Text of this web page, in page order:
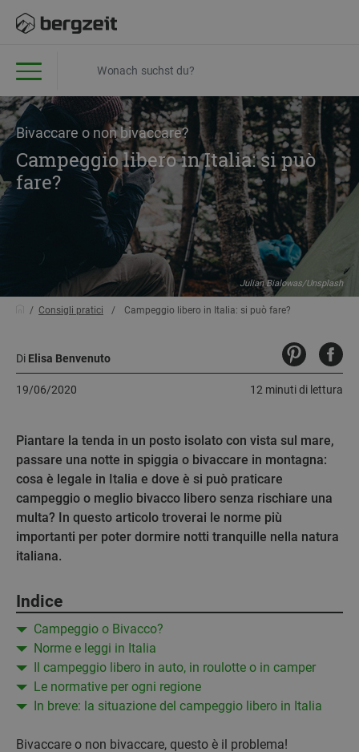
Bivaccare o non bivaccare?
Campeggio libero in Italia: si può
fare?
Julian Bialowas/Unsplash
Consigli pratici Campeggio libero in Italia: si può fare?
Di Elisa Benvenuto
12 minuti di lettura
19/06/2020
Piantare la tenda in un posto isolato con vista sul mare,
passare una notte in spiggia o bivaccare in montagna:
cosa è legale in Italia e dove è si può praticare
campeggio o meglio bivacco libero senza rischiare una
multa? In questo articolo troverai le norme più
importanti per poter dormire notti tranquille nella natura
italiana.
Indice
Campeggio o Bivacco?
Norme e leggi in Italia
Il campeggio libero in auto, in roulotte o in camper
Le normative per ogni regione
In breve: la situazione del campeggio libero in Italia
Bivaccare o non bivaccare, questo è il problema!